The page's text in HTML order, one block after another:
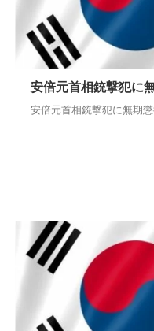
安倍元首相銃撃犯に
安倍元首相銃撃犯に無期